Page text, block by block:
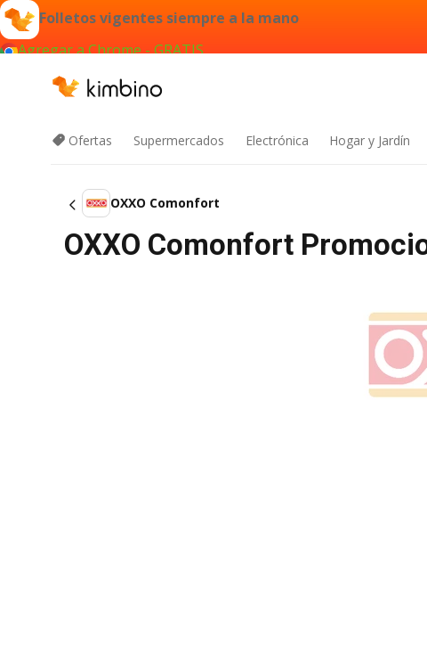
Folletos vigentes siempre a la mano
Agregar a Chrome - GRATIS
Ofertas Supermercados Electrónica Hogar y Jardín
OXXO Comonfort
OXXO Comonfort